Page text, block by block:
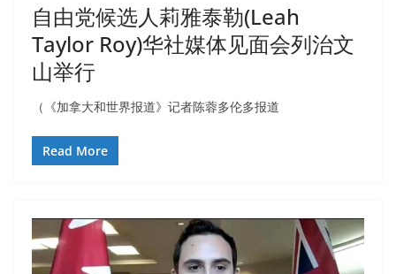
自由党候选人莉雅泰勒(Leah
Taylor Roy)华社媒体见面会列治文
山举行
（《加拿大和世界报道》记者陈蓉多伦多报道
Read More